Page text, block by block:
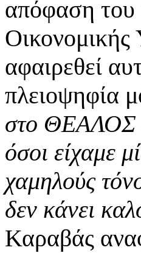
απόφαση του
αφαιρεθεί
πλειοψηφία
στο ΘΕΑΛΟΣ
όσοι είχαμε
χαμηλούς
δεν κάνει
Καραβάς